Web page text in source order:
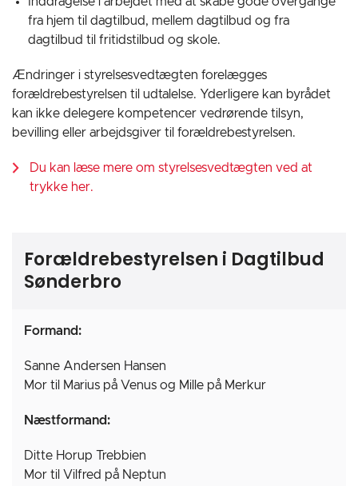
fra hjem til dagtilbud, mellem dagtilbud og fra
dagtilbud til fritidstilbud og skole.
Ændringer i styrelsesvedtægten forelægges
forældrebestyrelsen til udtalelse. Yderligere kan byrådet
kan ikke delegere kompetencer vedrørende tilsyn,
bevilling eller arbejdsgiver til forældrebestyrelsen.
Du kan læse mere om styrelsesvedtægten ved at
trykke her.
Forældrebestyrelsen i Dagtilbud
Sønderbro
Formand:
Sanne Andersen Hansen
Mor til Marius på Venus og Mille på Merkur
Næstformand:
Ditte Horup Trebbien
Mor til Vilfred på Neptun